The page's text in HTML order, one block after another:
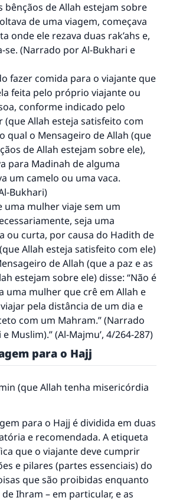
bênçãos de Allah estejam sobre
de uma viagem, começava
onde ele rezava duas rak’ahs e,
se. (Narrado por Al-Bukhari e
fazer comida para o viajante que
feita pelo próprio viajante ou
conforme indicado pelo
(que Allah esteja satisfeito com
qual o Mensageiro de Allah (que
de Allah estejam sobre ele),
para Madinah de alguma
um camelo ou uma vaca.
Bukhari)
uma mulher viaje sem um
seja uma
ou curta, por causa do Hadith de
Allah esteja satisfeito com ele)
de Allah (que a paz e as
estejam sobre ele) disse: “Não é
uma mulher que crê em Allah e
pela distância de um dia e
com um Mahram.” (Narrado
Muslim).” (Al-Majmu’, 4/264-287)
para o Hajj
(que Allah tenha misericórdia
para o Hajj é dividida em duas
e recomendada. A etiqueta
que o viajante deve cumprir
e pilares (partes essenciais) do
que são proibidas enquanto
Ihram – em particular, e as